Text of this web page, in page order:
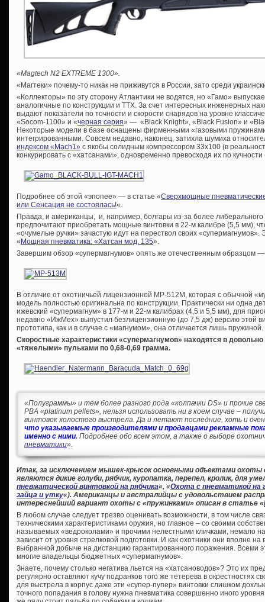
«Magtech N2 EXTREME 1300».
«Магтеки» почему-то никак не приживутся в России, зато среди
«Коллекторы» по эту сторону Атлантики не водятся, но «Гамо»
аналогичные по конструкции и ТТХ. За счет интересных инженерных
выдают показатели по точности и скорости снарядов на уровне
«Socom-1100» и «черная серия» — «Black Knight», «Black Fusion» и
Некоторые модели в базе оснащены фирменными «газовыми
интегрированными. Совсем недавно, наконец, затихла шумиха
индексом «Mach1» с якобы солидным компрессором 33х100 (в
конкурировать с «хатсанами», одновременно превосходя их по кучности
Подробнее об этой «эпопее» — в статье «Сверхмощные
или Сенсация не состоялась!«.
Правда, и американцы, и, например, болгары из-за более либерального
предпочитают приобретать мощные винтовки в 22-м калибре (5,5 мм),
«очумелые ручки» зачастую идут на перествол своих «супермагнумов».
« Мощная пневматика: «Хатсан мод. 135».
Завершим обзор «супермагнумов» опять же отечественным образцом
В отличие от охотничьей лицензионной МР-512М, которая с обычной
модель полностью оригинальна по конструкции. Практически ни одна
ижевский «супермагнум» в 177-м и 22-м калибрах (4,5 и 5,5 мм), для
недавно «ИжМех» выпустил безлицензионную (до 7,5 дж) версию этой
прототипа, как и в случае с «магнумом», она отличается лишь пружиной.
Скоростные характеристики «супермагнумов» находятся в
«тяжелыми» пульками по 0,68-0,69 грамма.
«Полуграммы» и тем более разного рода «колпачки DS» и прочие
PBA «platinum pellets», нельзя использовать ни в коем случае –
винтовок холостого выстрела. Да и летают последние, хоть и
что указываемые производителями и продавцами рекламные
именно с ними. Подробнее обо всем этом, а также о выборе
пневматики».
Итак, за исключением мышек-крысок основными объектами
являются дикие голуби, рябчик, куропатка, перепел, кролик, для
пневматической винтовкой на рябчика«, «Охота с пневматикой на
зайца и утку«). Американцы и австралийцы с удовольствием
интереснейший вариант охоты с «пружинками» описан в статье «
В любом случае следует трезво оценивать возможности, в том числе
техническими характеристиками оружия, но главное – со своими
называемых «ведроколами» и прочими нелестными кличками, немало
зависит от уровня стрелковой подготовки. И как охотники они вполне
выбранной добыче на дистанцию гарантированного поражения. Всеми
многие владельцы бюджетных «супермагнумов».
Знаете, почему столько негатива льется на «хатсановодов»? Это их
регулярно оставляют кучу подранков того же тетерева в окрестностях
для выстрела в корпус даже эти «супер-пупер» винтовки слишком
точного попадания в голову нужна пневматика совершенно иного